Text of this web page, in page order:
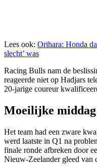
Lees ook: Orihara: Honda
slecht’ was
Racing Bulls nam de
reageerde niet op Hadjars
20-jarige coureur
Moeilijke
Het team had een zware
werd laatste in Q1 na
finale ronde afbreken door
Nieuw-Zeelander gleed van